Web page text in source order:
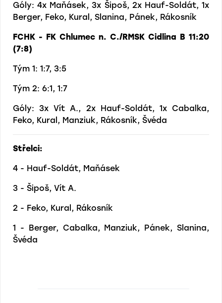
Góly: 4x Maňásek, 3x Šipoš, 2x Hauf-Soldát, 1x
Berger, Feko, Kural, Slanina, Pánek, Rákosník
FCHK - FK Chlumec n. C./RMSK Cidlina B 11:20
(7:8)
Tým 1: 1:7, 3:5
Tým 2: 6:1, 1:7
Góly: 3x Vít A., 2x Hauf-Soldát, 1x Cabalka,
Feko, Kural, Manziuk, Rákosník, Švéda
Střelci:
4 - Hauf-Soldát, Maňásek
3 - Šipoš, Vít A.
2 - Feko, Kural, Rákosník
1 - Berger, Cabalka, Manziuk, Pánek, Slanina,
Švéda